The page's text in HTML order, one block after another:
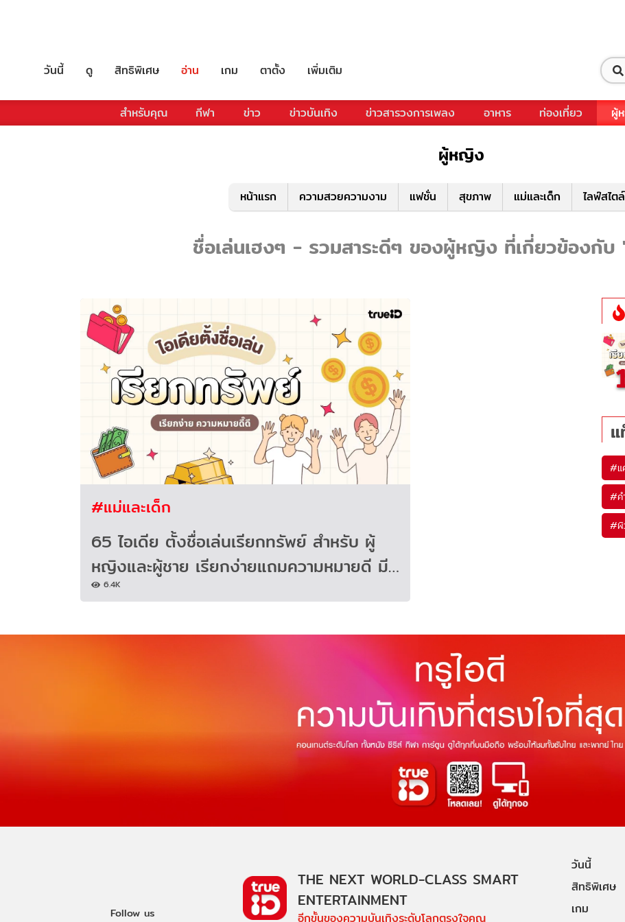
วันนี้ ดู สิทธิพิเศษ อ่าน เกม ตาตั้ง เพิ่มเติม
สำหรับคุณ กีฬา ข่าว ข่าวบันเทิง ข่าวสารวงการเพลง อาหาร ท่องเที่ยว ผู้
ผู้หญิง
หน้าแรก ความสวยความงาม แฟชั่น สุขภาพ แม่และเด็ก ไลฟ์สไตล์
ชื่อเล่นเฮงๆ - รวมสาระดีๆ ของผู้หญิง ที่เกี่ยวข้องกับ
#แม่และเด็ก
65 ไอเดีย ตั้งชื่อเล่นเรียกทรัพย์ สำหรับ ผู้
หญิงและผู้ชาย เรียกง่ายแถมความหมายดี มี…
6.4K
#
#
#
Follow us
THE NEXT WORLD-CLASS SMART
ENTERTAINMENT
อีกขั้นของความบันเทิงระดับโลกตรงใจคุณ
วันนี้
สิทธิพิเศษ
เกม